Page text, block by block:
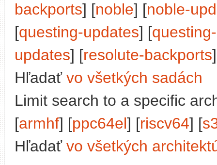
backports] [noble] [noble-
[questing-updates] [
updates] [resolute-backports
Hľadať vo všetkých sadách
Limit search to a specific
[armhf] [ppc64el] [riscv64] [
Hľadať vo všetkých